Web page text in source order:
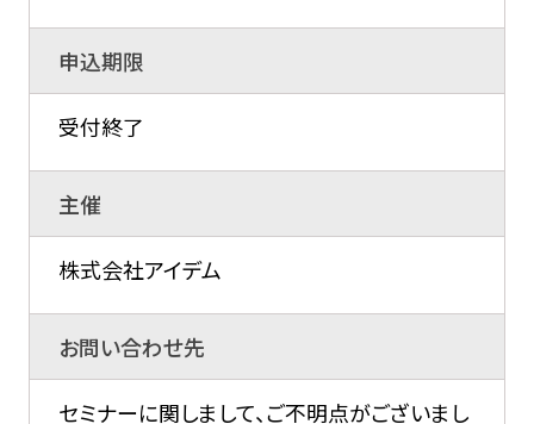
申込期限
受付終了
主催
株式会社アイデム
お問い合わせ先
セミナーに関しまして、ご不明点がございまし